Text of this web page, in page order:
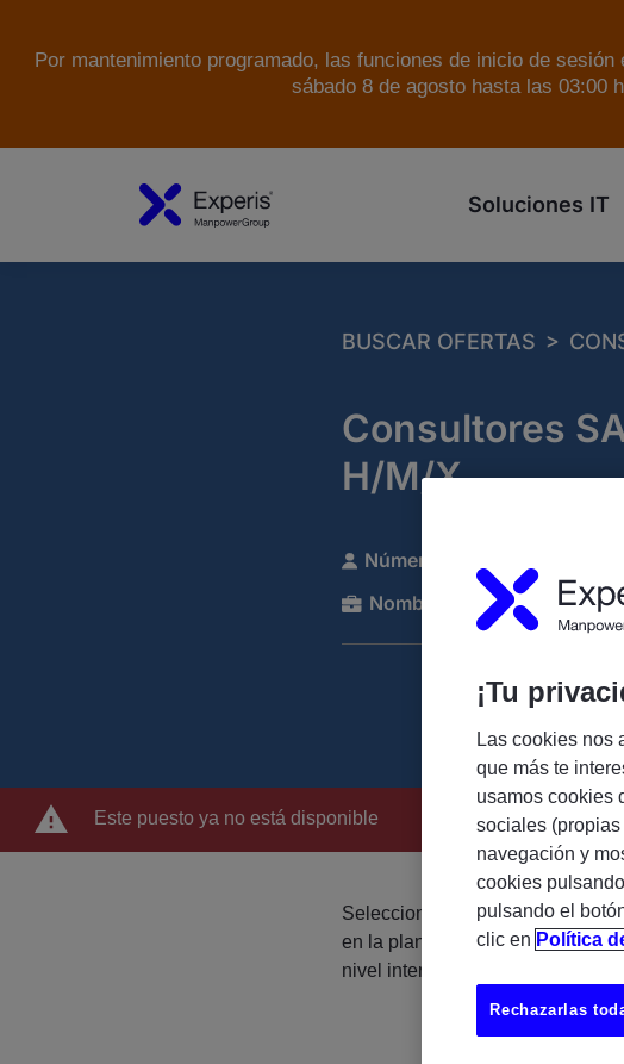
Por mantenimiento programado, las funciones de inicio de
sábado 8 de agosto hasta las 03:00
Soluciones IT
BUSCAR OFERTAS >
Consultores
H/M/X
Número de referencia:
Nombre de la compañía:
Este puesto ya no está disponible
Seleccionamos varios
en la plantilla de uno de
nivel internacional.
¡Tu
Las cookies nos
que más te
usamos cookies
sociales
navegación y
cookies
pulsando el
clic en Política
Rechazarlas